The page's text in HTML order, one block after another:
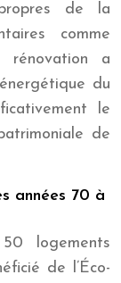
de la
comme
rénovation a
du
le
de
années 70 à
logements
de l’Éco-